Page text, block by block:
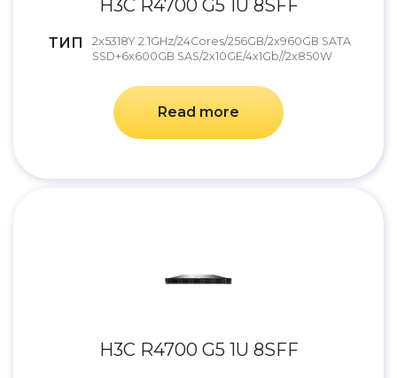
H3C R4700 G5 1U 8SFF
ТИП
2x5318Y 2.1GHz/24Cores/256GB/2x960GB SATA
SSD+6x600GB SAS/2x10GE/4x1Gb//2x850W
Read more
H3C R4700 G5 1U 8SFF